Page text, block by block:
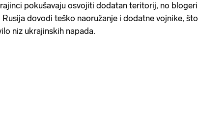
pokušavaju osvojiti dodatan teritorij, no blogeri
Rusija dovodi teško naoružanje i dodatne vojnike, što
niz ukrajinskih napada.